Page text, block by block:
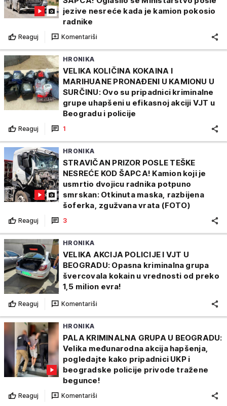
jezive nesreće kada je kamion pokosio
radnike
Reaguj Komentariši
HRONIKA
VELIKA KOLIČINA KOKAINA I
MARIHUANE PRONAĐENI U KAMIONU U
SURČINU: Ovo su pripadnici kriminalne
grupe uhapšeni u efikasnoj akciji VJT u
Beogradu i policije
Reaguj 1
HRONIKA
STRAVIČAN PRIZOR POSLE TEŠKE
NESREĆE KOD ŠAPCA! Kamion koji je
usmrtio dvojicu radnika potpuno
smrskan: Otkinuta maska, razbijena
šoferka, zgužvana vrata (FOTO)
Reaguj 3
HRONIKA
VELIKA AKCIJA POLICIJE I VJT U
BEOGRADU: Opasna kriminalna grupa
švercovala kokain u vrednosti od preko
1,5 milion evra!
Reaguj Komentariši
HRONIKA
PALA KRIMINALNA GRUPA U BEOGRADU:
Velika međunarodna akcija hapšenja,
pogledajte kako pripadnici UKP i
beogradske policije privode tražene
begunce!
Reaguj Komentariši